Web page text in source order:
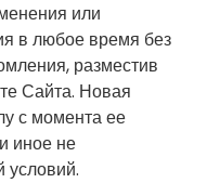
или
в любое время без
разместив
Сайта. Новая
с момента ее
иное не
условий.